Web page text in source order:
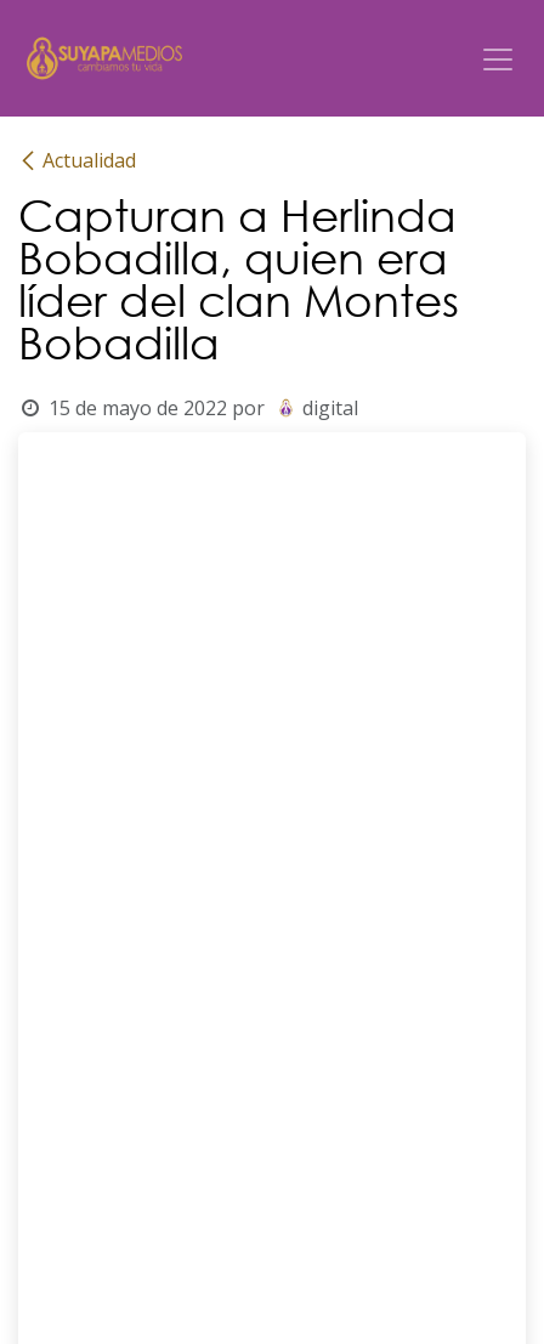
Actualidad
Capturan a Herlinda
Bobadilla, quien era
líder del clan Montes
Bobadilla
15 de mayo de 2022 por digital